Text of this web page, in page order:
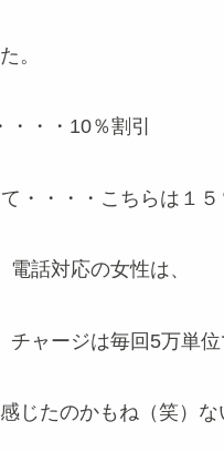
。
・・10％割引
・・・・こちらは１５
話対応の女性は、
チャージは毎回5万単
じたのかもね（笑）な